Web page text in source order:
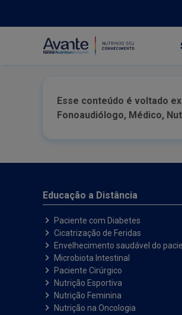
Esse conteúdo é voltado
Fonoaudiólogo, Médico,
Educação a Distância
Paciente com Diabetes
Cicatrização de Feridas
Envelhecimento saudável do
Microbiota Intestinal
Paciente Cirúrgico
Nutrição Esportiva
Nutrição Feminina
Nutrição na Oncologia